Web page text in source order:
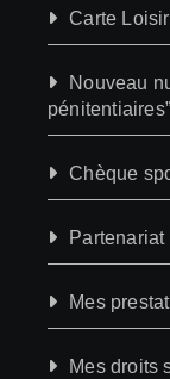
Carte
Nouveau
pénitentiaires”
Chèque
Mes
Mes droits